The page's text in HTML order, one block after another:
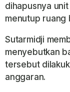
dihapusnya
menutup ruang
Sutarmidji
menyebutkan
tersebut
anggaran.